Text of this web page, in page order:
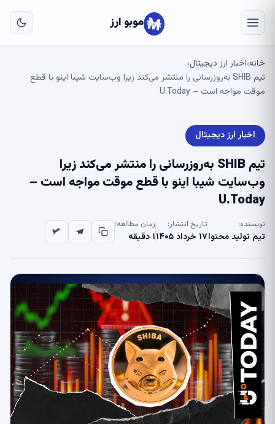
موبو ارز
خانه›اخبار ارز دیجیتال›
تیم SHIB به‌روزرسانی را منتشر می‌کند زیرا وب‌سایت شیبا اینو با قطع
موقت مواجه است – U.Today
اخبار ارز دیجیتال
تیم SHIB به‌روزرسانی را منتشر می‌کند زیرا
وب‌سایت شیبا اینو با قطع موقت مواجه است –
U.Today
نویسنده:
تیم تولید محتوا
تاریخ انتشار:
۱۷ خرداد ۱۴۰۵
زمان مطالعه:
۱ دقیقه